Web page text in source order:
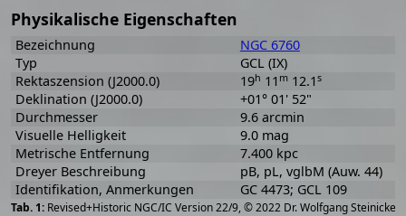
Physikalische Eigenschaften
Revised+Historic NGC/IC Version 22/9, © 2022 Dr. Wolfgang Steinicke
Bezeichnung
NGC 6760
Typ
GCL (IX)
Rektaszension (J2000.0)
19h 11 m12.1 s
Deklination (J2000.0)
+01° 01' 52"
Durchmesser
9.6 arcmin
Visuelle Helligkeit
9.0 mag
Metrische Entfernung
7.400 kpc
Dreyer Beschreibung
pB, pL, vglbM (Auw. 44)
Identifikation, Anmerkungen
GC 4473; GCL 109